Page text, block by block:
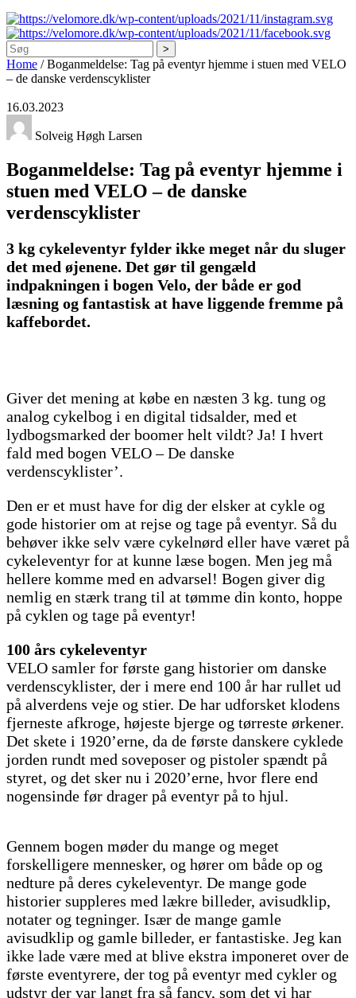
Søg
Home /Boganmeldelse: Tag på eventyr hjemme i stuen med VELO
– de danske verdenscyklister
16.03.2023
Solveig Høgh Larsen
Boganmeldelse: Tag på eventyr hjemme i
stuen med VELO – de danske
verdenscyklister
3 kg cykeleventyr fylder ikke meget når du sluger
det med øjenene. Det gør til gengæld
indpakningen i bogen Velo, der både er god
læsning og fantastisk at have liggende fremme på
kaffebordet.
Giver det mening at købe en næsten 3 kg. tung og
analog cykelbog i en digital tidsalder, med et
lydbogsmarked der boomer helt vildt? Ja! I hvert
fald med bogen VELO – De danske
verdenscyklister’.
Den er et must have for dig der elsker at cykle og
gode historier om at rejse og tage på eventyr. Så du
behøver ikke selv være cykelnørd eller have været på
cykeleventyr for at kunne læse bogen. Men jeg må
hellere komme med en advarsel! Bogen giver dig
nemlig en stærk trang til at tømme din konto, hoppe
på cyklen og tage på eventyr!
100 års cykeleventyr
VELO samler for første gang historier om danske
verdenscyklister, der i mere end 100 år har rullet ud
på alverdens veje og stier. De har udforsket klodens
fjerneste afkroge, højeste bjerge og tørreste ørkener.
Det skete i 1920’erne, da de første danskere cyklede
jorden rundt med soveposer og pistoler spændt på
styret, og det sker nu i 2020’erne, hvor flere end
nogensinde før drager på eventyr på to hjul.
Gennem bogen møder du mange og meget
forskelligere mennesker, og hører om både op og
nedture på deres cykeleventyr. De mange gode
historier suppleres med lækre billeder, avisudklip,
notater og tegninger. Især de mange gamle
avisudklip og gamle billeder, er fantastiske. Jeg kan
ikke lade være med at blive ekstra imponeret over de
første eventyrere, der tog på eventyr med cykler og
udstyr der var langt fra så fancy, som det vi har